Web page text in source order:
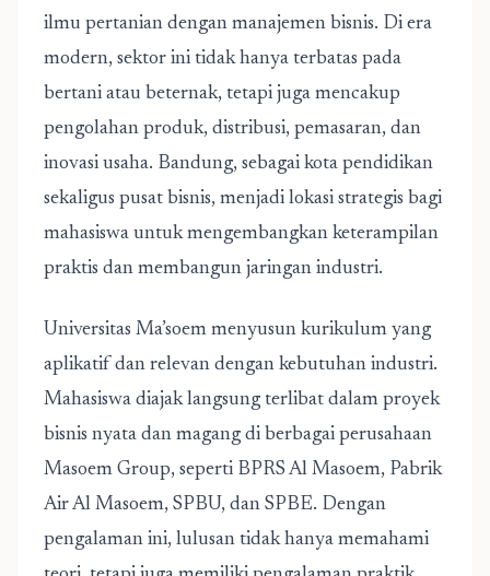
ilmu pertanian dengan manajemen bisnis. Di era
modern, sektor ini tidak hanya terbatas pada
bertani atau beternak, tetapi juga mencakup
pengolahan produk, distribusi, pemasaran, dan
inovasi usaha. Bandung, sebagai kota pendidikan
sekaligus pusat bisnis, menjadi lokasi strategis bagi
mahasiswa untuk mengembangkan keterampilan
praktis dan membangun jaringan industri.
Universitas Ma’soem menyusun kurikulum yang
aplikatif dan relevan dengan kebutuhan industri.
Mahasiswa diajak langsung terlibat dalam proyek
bisnis nyata dan magang di berbagai perusahaan
Masoem Group, seperti BPRS Al Masoem, Pabrik
Air Al Masoem, SPBU, dan SPBE. Dengan
pengalaman ini, lulusan tidak hanya memahami